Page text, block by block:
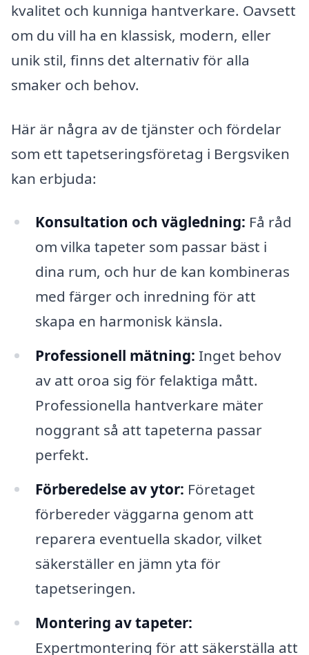
kvalitet och kunniga hantverkare. Oavsett
om du vill ha en klassisk, modern, eller
unik stil, finns det alternativ för alla
smaker och behov.
Här är några av de tjänster och fördelar
som ett tapetseringsföretag i Bergsviken
kan erbjuda:
Konsultation och vägledning: Få råd
om vilka tapeter som passar bäst i
dina rum, och hur de kan kombineras
med färger och inredning för att
skapa en harmonisk känsla.
Professionell mätning: Inget behov
av att oroa sig för felaktiga mått.
Professionella hantverkare mäter
noggrant så att tapeterna passar
perfekt.
Förberedelse av ytor: Företaget
förbereder väggarna genom att
reparera eventuella skador, vilket
säkerställer en jämn yta för
tapetseringen.
Montering av tapeter:
Expertmontering för att säkerställa att